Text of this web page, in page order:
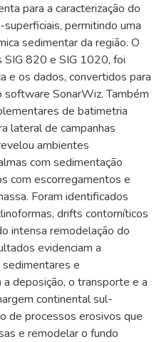
para a caracterização do
permitindo uma
sedimentar da região. O
820 e SIG 1020, foi
e os dados, convertidos para
software SonarWiz. Também
de batimetria
lateral de campanhas
ambientes
com sedimentação
com escorregamentos e
Foram identificados
drifts contorníticos
intensa remodelação do
evidenciam a
e
deposição, o transporte e a
continental sul-
de processos erosivos que
e remodelar o fundo